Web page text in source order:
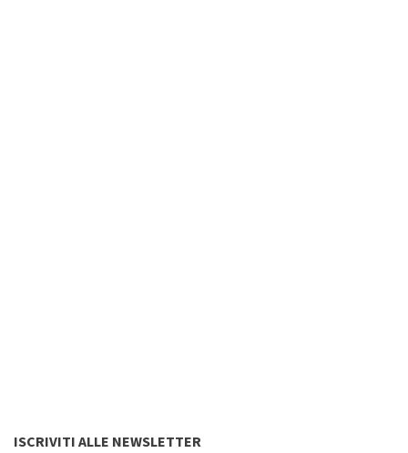
ISCRIVITI ALLE NEWSLETTER